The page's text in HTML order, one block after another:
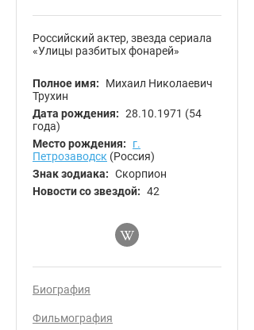
Российский актер, звезда сериала
«Улицы разбитых фонарей»
Полное имя:
Михаил Николаевич
Трухин
Дата рождения: 28.10.1971 (54
года)
Место рождения:
г.
Петрозаводск (Россия)
Знак зодиака: Скорпион
Новости со звездой: 42
Биография
Фильмография